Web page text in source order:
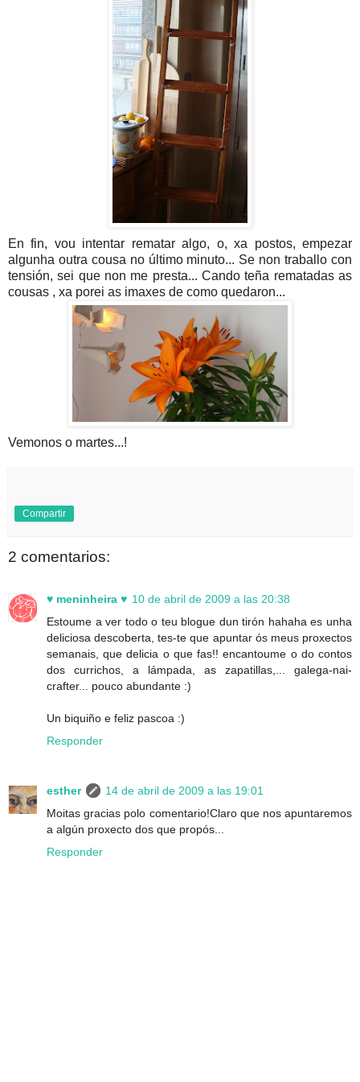
En fin, vou intentar rematar algo, o, xa postos, empezar
algunha outra cousa no último minuto... Se non traballo con
tensión, sei que non me presta... Cando teña rematadas as
cousas , xa porei as imaxes de como quedaron...
Vemonos o martes...!
Compartir
2 comentarios:
♥ meninheira ♥ 10 de abril de 2009 a las 20:38
Estoume a ver todo o teu blogue dun tirón hahaha es unha
deliciosa descoberta, tes-te que apuntar ós meus proxectos
semanais, que delicia o que fas!! encantoume o do contos
dos currichos, a lámpada, as zapatillas,... galega-nai-
crafter... pouco abundante :)
Un biquiño e feliz pascoa :)
Responder
esther
14 de abril de 2009 a las 19:01
Moitas gracias polo comentario!Claro que nos apuntaremos
a algún proxecto dos que propós...
Responder